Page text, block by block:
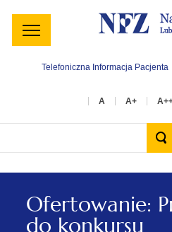
Telefoniczna Informacja Pacjenta
Ofertowanie:
do konkursu